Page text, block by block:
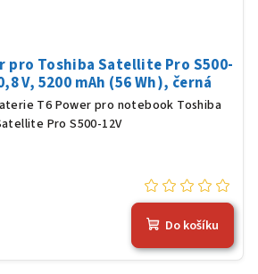
pro Toshiba Satellite Pro S500-
V, 5200 mAh (56 Wh), černá
T6 Power pro notebook Toshiba
Pro S500-12V
Do košíku